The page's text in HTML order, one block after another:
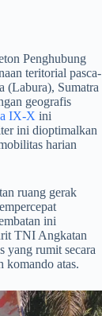
Penghubung
teritorial pasca-
(Labura), Sumatra
geografis
IX-X ini
ini dioptimalkan
harian
ruang gerak
ini
TNI Angkatan
yang rumit secara
komando atas.